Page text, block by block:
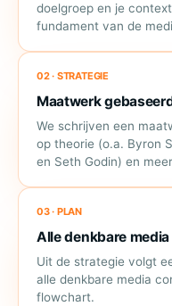
doelgroep en je
fundament van de
02 · STRATEGIE
Maatwerk
We schrijven een
op theorie (o.a. Byron
en Seth Godin) en
03 · PLAN
Alle denkbare
Uit de strategie volgt
alle denkbare media
flowchart.